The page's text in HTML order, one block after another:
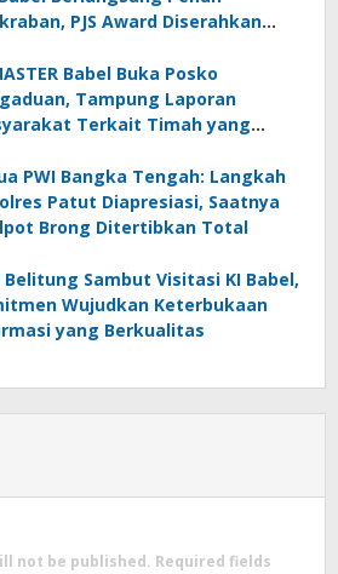
PJS Award Diserahkan
Babel Buka Posko
Tampung Laporan
Terkait Timah yang
PWI Bangka Tengah: Langkah
Patut Diapresiasi, Saatnya
Brong Ditertibkan Total
Belitung Sambut Visitasi KI Babel,
Wujudkan Keterbukaan
yang Berkualitas
not be published. Required fields